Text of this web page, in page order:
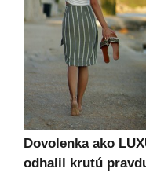
Dovolenka ako
odhalil krutú